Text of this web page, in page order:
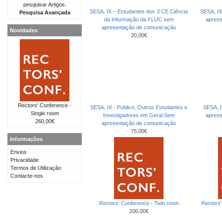
SESA, IX – Estudantes dos 3 CE Ciência
da Informação da FLUC sem
apresentação de comunicação
20,00€
SESA,
SESA, IX - Público, Outros Estudantes e
Investigadores em Geral Sem
apresentação de comunicação
75,00€
SESA,
Rectors' Conference - Twin room
200,00€
pesquisar Artigos.
Pesquisa Avançada
Novidades
Rectors' Conference -
Single room
260,00€
Informações
Envios
Privacidade
Termos de Utilização
Contacte-nos